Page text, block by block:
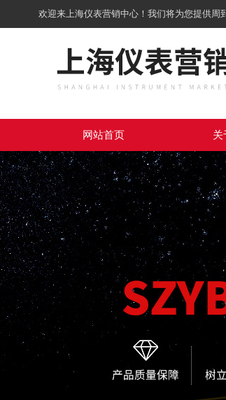
欢迎来上海仪表营销中心！我们将为您提供周
网站首页 关